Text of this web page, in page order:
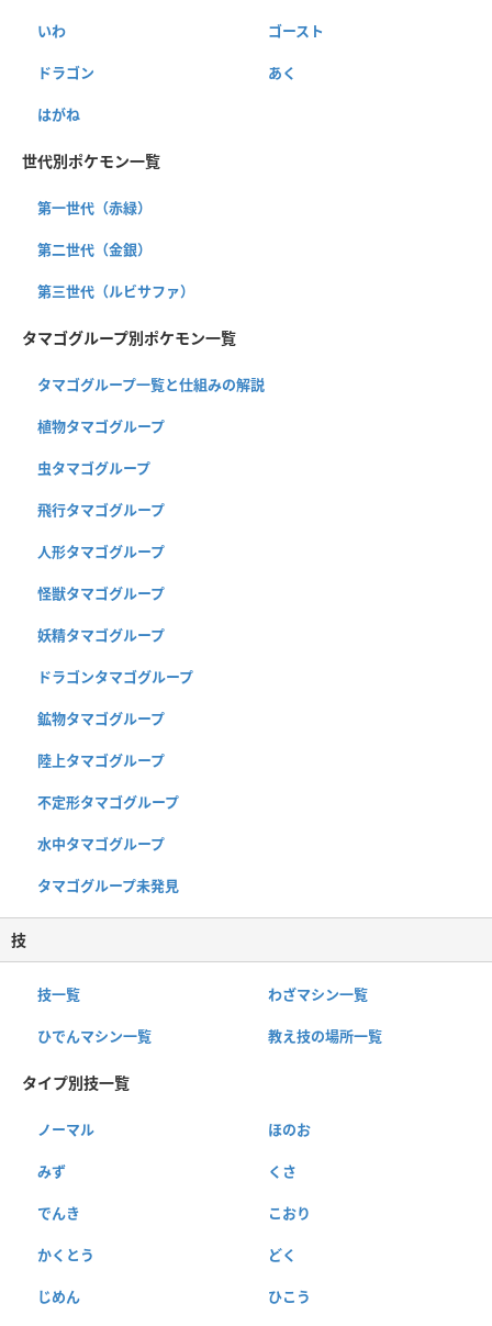
いわ ゴースト
ドラゴン あく
はがね
世代別ポケモン一覧
第一世代（赤緑）
第二世代（金銀）
第三世代（ルビサファ）
タマゴグループ別ポケモン一覧
タマゴグループ一覧と仕組みの解説
植物タマゴグループ
虫タマゴグループ
飛行タマゴグループ
人形タマゴグループ
怪獣タマゴグループ
妖精タマゴグループ
ドラゴンタマゴグループ
鉱物タマゴグループ
陸上タマゴグループ
不定形タマゴグループ
水中タマゴグループ
タマゴグループ未発見
技
技一覧 わざマシン一覧
ひでんマシン一覧 教え技の場所一覧
タイプ別技一覧
ノーマル ほのお
みず くさ
でんき こおり
かくとう どく
じめん ひこう